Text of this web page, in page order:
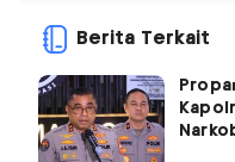
Berita Terkait